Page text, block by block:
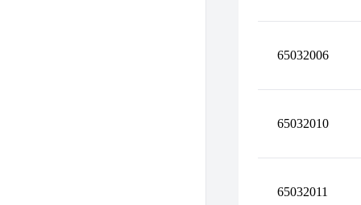
65032006
65032010
65032011